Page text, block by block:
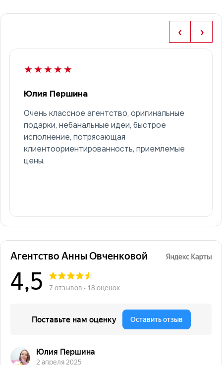
‹ ›
★★★★★
Юлия Першина
Очень классное агентство, оригинальные
подарки, небанальные идеи, быстрое
исполнение, потрясающая
клиентоориентированность, приемлемые
цены.